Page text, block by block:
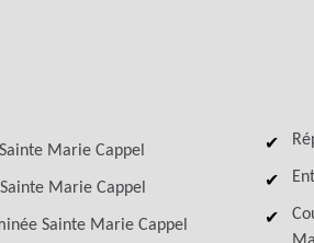
Marie Cappel
Marie Cappel
Sainte Marie Cappel